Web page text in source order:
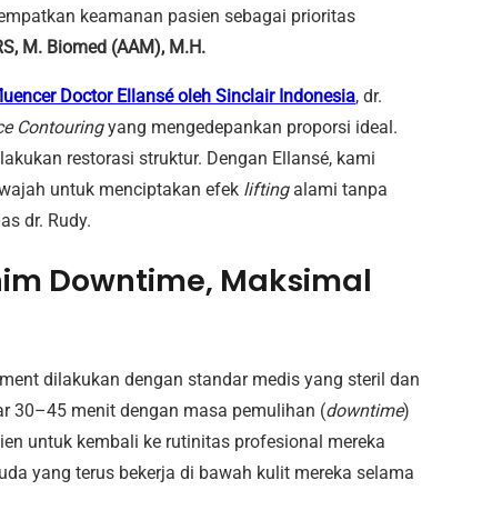
keamanan pasien sebagai prioritas
M. Biomed (AAM), M.H.
Doctor Ellansé oleh Sinclair Indonesia, dr.
Contouringyang mengedepankan proporsi ideal.
restorasi struktur. Dengan Ellansé, kami
untuk menciptakan efek liftingalami tanpa
dr. Rudy.
Downtime, Maksimal
dilakukan dengan standar medis yang steril dan
30–45 menit dengan masa pemulihan (downtime)
untuk kembali ke rutinitas profesional mereka
yang terus bekerja di bawah kulit mereka selama